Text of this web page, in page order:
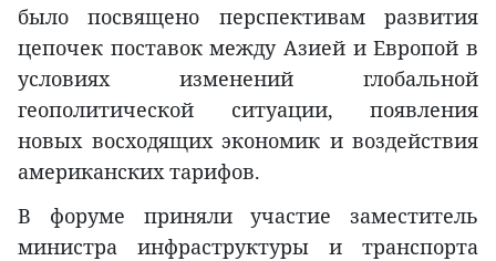
было посвящено перспективам развития
цепочек поставок между Азией и Европой в
условиях изменений глобальной
геополитической ситуации, появления
новых восходящих экономик и воздействия
американских тарифов.
В форуме приняли участие заместитель
министра инфраструктуры и транспорта